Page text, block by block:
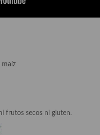
maíz
frutos secos ni gluten.